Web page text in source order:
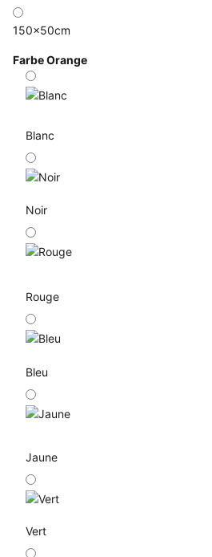
150x50cm
FarbeOrange
Blanc
Noir
Rouge
Bleu
Jaune
Vert